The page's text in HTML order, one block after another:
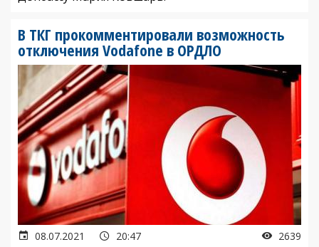
В ТКГ прокомментировали возможность
отключения Vodafone в ОРДЛО
08.07.2021 20:47 2639